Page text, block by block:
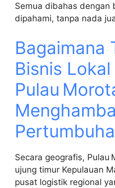
Semua dibahas dengan
dipahami, tanpa nada
Bagaimana
Bisnis
Pulau
Secara geografis, Pulau
ujung timur Kepulauan
pusat logistik regional